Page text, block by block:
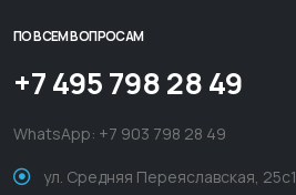
ПО ВСЕМ ВОПРОСАМ
+7 495 798 28 49
WhatsApp: +7 903 798 28 49
ул. Средняя Переяславская, 25с1